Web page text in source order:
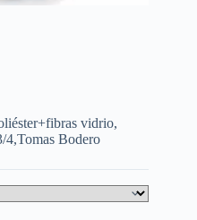
vidrio,
4,Tomas Bodero